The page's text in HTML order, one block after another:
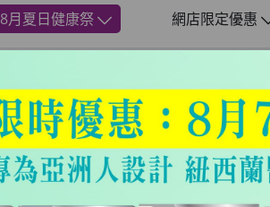
8月夏日健康祭 網店限定優惠